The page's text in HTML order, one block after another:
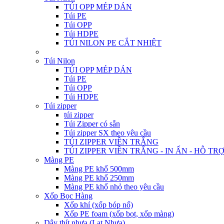
TÚI OPP MÉP DÁN
Túi PE
Túi OPP
Túi HDPE
TÚI NILON PE CẮT NHIỆT
Túi Nilon
TÚI OPP MÉP DÁN
Túi PE
Túi OPP
Túi HDPE
Túi zipper
túi zipper
Túi Zipper có sẵn
Túi zipper SX theo yêu cầu
TÚI ZIPPER VIỀN TRẮNG
TÚI ZIPPER VIỀN TRẮNG - IN ẤN - HỖ
Màng PE
Màng PE khổ 500mm
Màng PE khổ 250mm
Màng PE khổ nhỏ theo yêu cầu
Xốp Bọc Hàng
Xốp khí (xốp bóp nổ)
Xốp PE foam (xốp bọt, xốp màng)